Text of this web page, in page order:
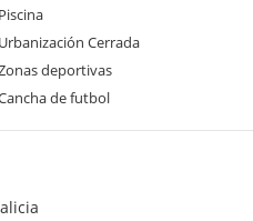
Piscina
Urbanización Cerrada
deportivas
de futbol